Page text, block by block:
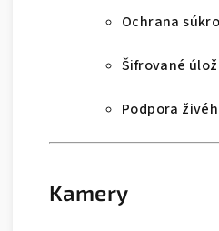
Ochrana
Šifrované
Podpora
Kamery